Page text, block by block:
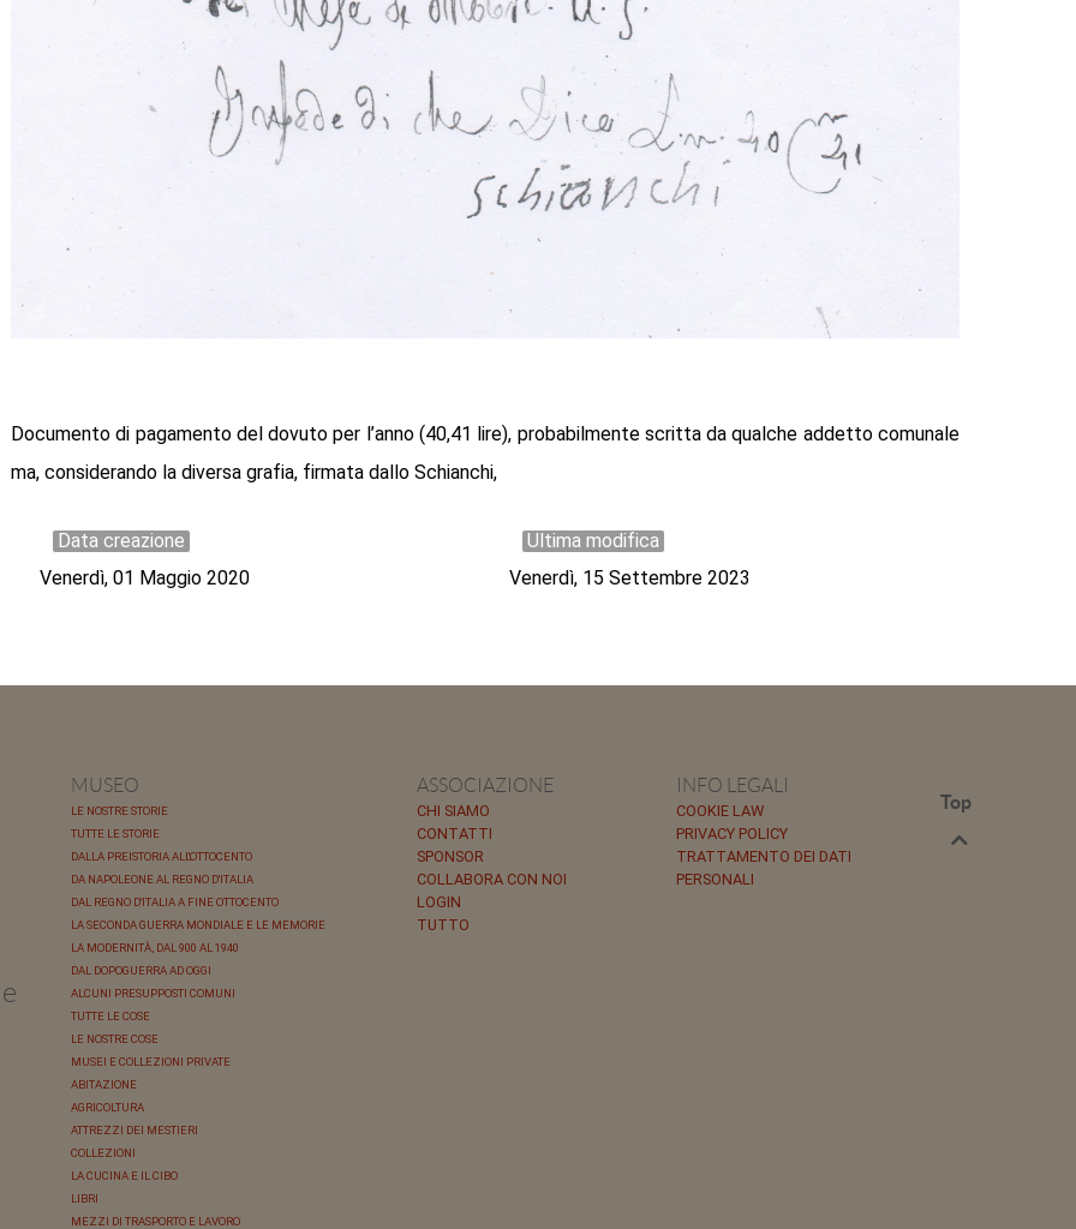
Documento di pagamento del dovuto per l’anno (40,41 lire), probabilmente scritta da qualche addetto comunale
ma, considerando la diversa grafia, firmata dallo Schianchi,
Data creazione
Venerdì, 01 Maggio 2020
Ultima modifica
Venerdì, 15 Settembre 2023
MUSEO
LE NOSTRE STORIE
TUTTE LE STORIE
DALLA PREISTORIA ALL'OTTOCENTO
DA NAPOLEONE AL REGNO D'ITALIA
DAL REGNO D'ITALIA A FINE OTTOCENTO
LA SECONDA GUERRA MONDIALE E LE MEMORIE
LA MODERNITÀ, DAL 900 AL 1940
DAL DOPOGUERRA AD OGGI
ALCUNI PRESUPPOSTI COMUNI
TUTTE LE COSE
LE NOSTRE COSE
MUSEI E COLLEZIONI PRIVATE
ABITAZIONE
AGRICOLTURA
ATTREZZI DEI MESTIERI
COLLEZIONI
LA CUCINA E IL CIBO
LIBRI
MEZZI DI TRASPORTO E LAVORO
ASSOCIAZIONE
CHI SIAMO
CONTATTI
SPONSOR
COLLABORA CON NOI
LOGIN
TUTTO
INFO LEGALI
COOKIE LAW
PRIVACY POLICY
TRATTAMENTO DEI DATI
PERSONALI
Top